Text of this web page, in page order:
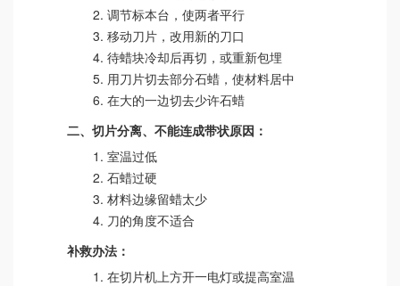
调节标本台，使两者平行
移动刀片，改用新的刀口
待蜡块冷却后再切，或重新包埋
用刀片切去部分石蜡，使材料居中
在大的一边切去少许石蜡
二、切片分离、不能连成带状原因：
室温过低
石蜡过硬
材料边缘留蜡太少
刀的角度不适合
补救办法：
在切片机上方开一电灯或提高室温